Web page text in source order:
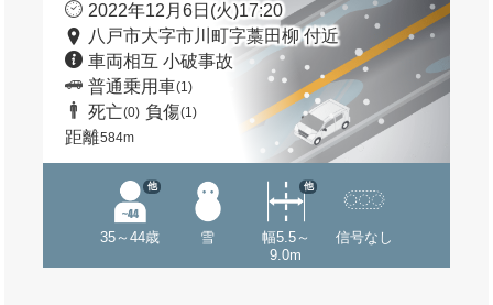
2022年12月6日(火)17:20
八戸市大字市川町字藁田柳 付近
車両相互 小破事故
普通乗用車(1)
死亡(0) 負傷(1)
距離584m
35～44歳
他
雪
幅5.5～
9.0m
他
信号なし